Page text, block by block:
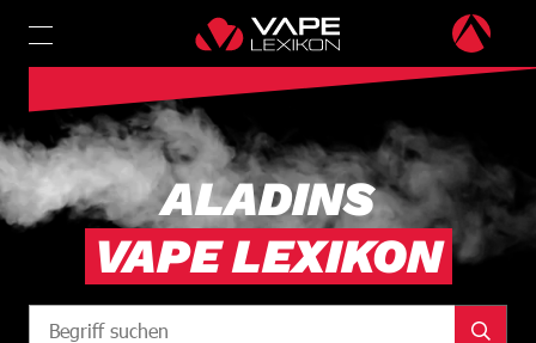
ALADINS
VAPE LEXIKON